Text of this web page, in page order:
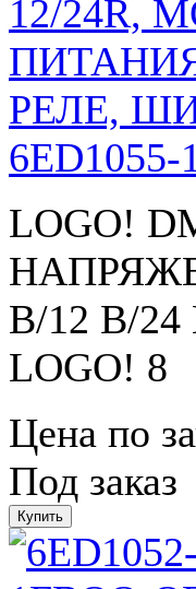
LOGO!
В/12 В/
LOGO! 8
Цена по
Под заказ